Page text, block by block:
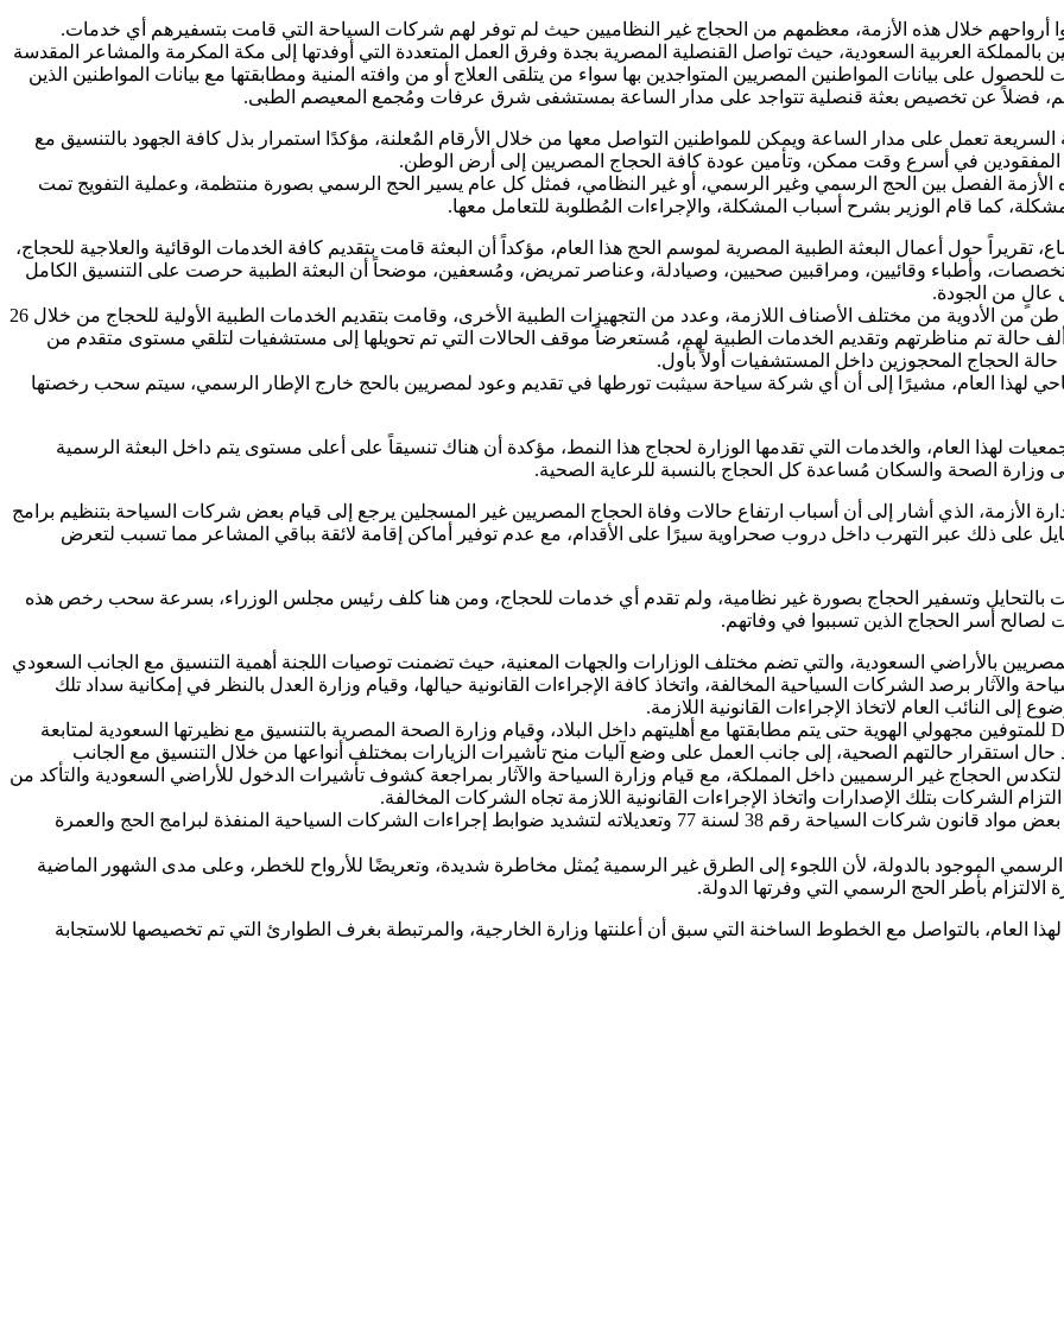
أرواحهم خلال هذه الأزمة، معظمهم من الحجاج غير النظاميين حيث لم توفر لهم شركات السياحة التي قامت بتسفيرهم أي خدمات.
بالمملكة العربية السعودية، حيث تواصل القنصلية المصرية بجدة وفرق العمل المتعددة التي أوفدتها إلى مكة المكرمة والمشاعر المقدسة
على بيانات المواطنين المصريين المتواجدين بها سواء من يتلقى العلاج أو من وافته المنية ومطابقتها مع بيانات المواطنين الذين
فضلاً عن تخصيص بعثة قنصلية تتواجد على مدار الساعة بمستشفى شرق عرفات ومُجمع المعيصم الطبى.
تعمل على مدار الساعة ويمكن للمواطنين التواصل معها من خلال الأرقام المٌعلنة، مؤكدًا استمرار بذل كافة الجهود بالتنسيق مع
في أسرع وقت ممكن، وتأمين عودة كافة الحجاج المصريين إلى أرض الوطن.
الأزمة الفصل بين الحج الرسمي وغير الرسمي، أو غير النظامي، فمثل كل عام يسير الحج الرسمي بصورة منتظمة، وعملية التفويج تمت
كما قام الوزير بشرح أسباب المشكلة، والإجراءات المُطلوبة للتعامل معها.
تقريراً حول أعمال البعثة الطبية المصرية لموسم الحج هذا العام، مؤكداً أن البعثة قامت بتقديم كافة الخدمات الوقائية والعلاجية للحجاج،
بشريين في مختلف التخصصات، وأطباء وقائيين، ومراقبين صحيين، وصيادلة، وعناصر تمريض، ومُسعفين، موضحاً أن البعثة الطبية حرصت على التنسيق الكامل
عالٍ من الجودة.
وأضاف وزير الصحة، أن البعثة الطبية المصرية كانت مُزودة بنحو 10.6 طن من الأدوية من مختلف الأصناف اللازمة، وعدد من التجهيزات الطبية الأخرى، وقامت بتقديم الخدمات الطبية الأولية للحجاج من خلال 26
عيادة تخصصية مُلحقة بفنادق بمكة والمدينة، استقبلت فعلياً نحو 23.6 ألف حالة تم مناظرتهم وتقديم الخدمات الطبية لهم، مُستعرضاً موقف الحالات التي تم تحويلها إلى مستشفيات لتلقي مستوى متقدم من
حالة الحجاج المحجوزين داخل المستشفيات أولاً بأول.
لهذا العام، مشيرًا إلى أن أي شركة سياحة سيثبت تورطها في تقديم وعود لمصريين بالحج خارج الإطار الرسمي، سيتم سحب رخصتها
لهذا العام، والخدمات التي تقدمها الوزارة لحجاج هذا النمط، مؤكدة أن هناك تنسيقاً على أعلى مستوى يتم داخل البعثة الرسمية
وزارة الصحة والسكان مُساعدة كل الحجاج بالنسبة للرعاية الصحية.
الأزمة، الذي أشار إلى أن أسباب ارتفاع حالات وفاة الحجاج المصريين غير المسجلين يرجع إلى قيام بعض شركات السياحة بتنظيم برامج
على ذلك عبر التهرب داخل دروب صحراوية سيرًا على الأقدام، مع عدم توفير أماكن إقامة لائقة بباقي المشاعر مما تسبب لتعرض
ـ بصورة مبدئية ـ قامت بالتحايل وتسفير الحجاج بصورة غير نظامية، ولم تقدم أي خدمات للحجاج، ومن هنا كلف رئيس مجلس الوزراء، بسرعة سحب رخص هذه
لصالح أسر الحجاج الذين تسببوا في وفاتهم.
بالأراضي السعودية، والتي تضم مختلف الوزارات والجهات المعنية، حيث تضمنت توصيات اللجنة أهمية التنسيق مع الجانب السعودي
والآثار برصد الشركات السياحية المخالفة، واتخاذ كافة الإجراءات القانونية حيالها، وقيام وزارة العدل بالنظر في إمكانية سداد تلك
النائب العام لاتخاذ الإجراءات القانونية اللازمة.
كما تضمنت التوصيات التنسيق مع الجانب السعودي بشأن تحاليل DNA للمتوفين مجهولي الهوية حتى يتم مطابقتها مع أهليتهم داخل البلاد، وقيام وزارة الصحة المصرية بالتنسيق مع نظيرتها السعودية لمتابعة
حال استقرار حالتهم الصحية، إلى جانب العمل على وضع آليات منح تأشيرات الزيارات بمختلف أنواعها من خلال التنسيق مع الجانب
الحجاج غير الرسميين داخل المملكة، مع قيام وزارة السياحة والآثار بمراجعة كشوف تأشيرات الدخول للأراضي السعودية والتأكد من
وشملت توصيات اللجنة أيضاً قيام وزارة السياحة والآثار بدراسة تعديل بعض مواد قانون شركات السياحة رقم 38 لسنة 77 وتعديلاته لتشديد ضوابط إجراءات الشركات السياحية المنفذة لبرامج الحج والعمرة
الرسمي الموجود بالدولة، لأن اللجوء إلى الطرق غير الرسمية يُمثل مخاطرة شديدة، وتعريضًا للأرواح للخطر، وعلى مدى الشهور الماضية
بأطر الحج الرسمي التي وفرتها الدولة.
العام، بالتواصل مع الخطوط الساخنة التي سبق أن أعلنتها وزارة الخارجية، والمرتبطة بغرف الطوارئ التي تم تخصيصها للاستجابة